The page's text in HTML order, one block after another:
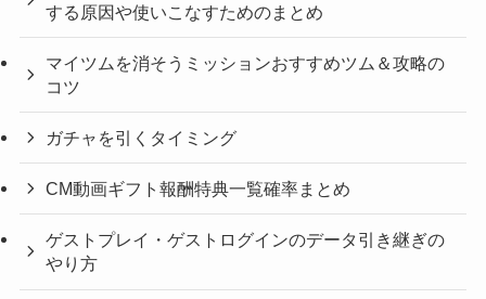
する原因や使いこなすためのまとめ
マイツムを消そうミッションおすすめツム＆攻略の
コツ
ガチャを引くタイミング
CM動画ギフト報酬特典一覧確率まとめ
ゲストプレイ・ゲストログインのデータ引き継ぎの
やり方